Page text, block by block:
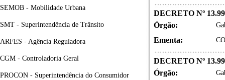
SEMOB - Mobilidade Urbana
SMT - Superintendência de Trânsito
ARFES - Agência Reguladora
CGM - Controladoria Geral
PROCON - Superintendência do Consumidor
DECRETO Nº
Órgão:
Ementa:
DECRETO Nº
Órgão: